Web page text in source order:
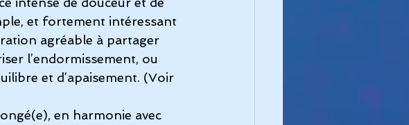
et fortement intéressant
agréable à partager
l’endormissement, ou
et d’apaisement. (Voir
en harmonie avec